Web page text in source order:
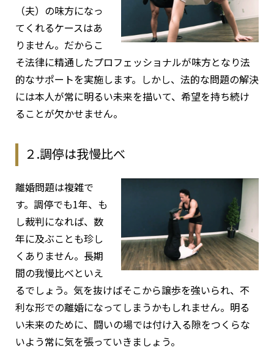
（夫）の味方になっ
てくれるケースはあ
りません。だからこ
そ法律に精通したプロフェッショナルが味方となり法
的なサポートを実施します。しかし、法的な問題の解決
には本人が常に明るい未来を描いて、希望を持ち続け
ることが欠かせません。
２.調停は我慢比べ
離婚問題は複雑で
す。調停でも1年、も
し裁判になれば、数
年に及ぶことも珍し
くありません。長期
間の我慢比べといえ
るでしょう。気を抜けばそこから譲歩を強いられ、不
利な形での離婚になってしまうかもしれません。明る
い未来のために、闘いの場では付け入る隙をつくらな
いよう常に気を張っていきましょう。